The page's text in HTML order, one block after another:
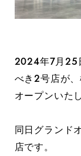
2024年7月25
べき2号店が
オープンいた
同日グランド
店です。